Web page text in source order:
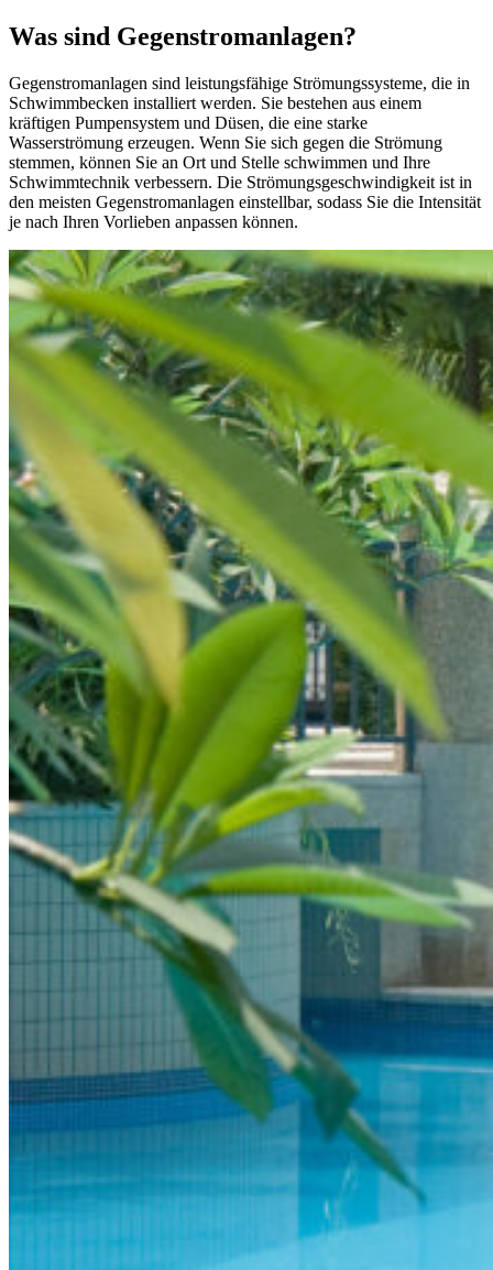
Was sind Gegenstromanlagen?
Gegenstromanlagen sind leistungsfähige Strömungssysteme, die in
Schwimmbecken installiert werden. Sie bestehen aus einem
kräftigen Pumpensystem und Düsen, die eine starke
Wasserströmung erzeugen. Wenn Sie sich gegen die Strömung
stemmen, können Sie an Ort und Stelle schwimmen und Ihre
Schwimmtechnik verbessern. Die Strömungsgeschwindigkeit ist in
den meisten Gegenstromanlagen einstellbar, sodass Sie die Intensität
je nach Ihren Vorlieben anpassen können.